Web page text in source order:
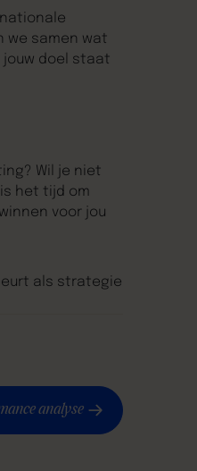
we samen wat
jouw doel staat
Wil je niet
het tijd om
voor jou
als strategie
analyse